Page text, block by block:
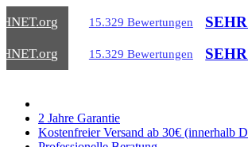
.org 15.329 Bewertungen
.org 15.329 Bewertungen
2 Jahre Garantie
Kostenfreier Versand ab 30€ (innerhalb